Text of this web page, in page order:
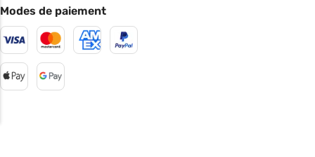
Modes de paiement